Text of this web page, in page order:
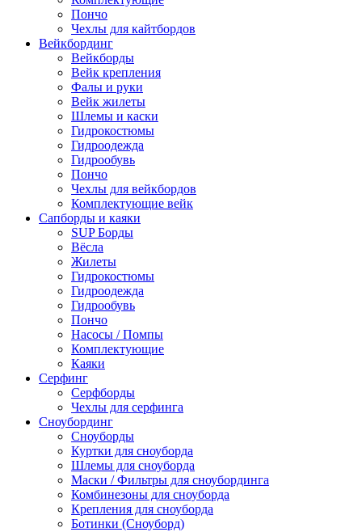
Пончо
Чехлы для кайтбордов
Вейкбординг
Вейкборды
Вейк крепления
Фалы и руки
Вейк жилеты
Шлемы и каски
Гидрокостюмы
Гидроодежда
Гидрообувь
Пончо
Чехлы для вейкбордов
Комплектующие вейк
Сапборды и каяки
SUP Борды
Вёсла
Жилеты
Гидрокостюмы
Гидроодежда
Гидрообувь
Пончо
Насосы / Помпы
Комплектующие
Каяки
Серфинг
Серфборды
Чехлы для серфинга
Сноубординг
Сноуборды
Куртки для сноуборда
Шлемы для сноуборда
Маски / Фильтры для сноубординга
Комбинезоны для сноуборда
Крепления для сноуборда
Ботинки (Сноуборд)